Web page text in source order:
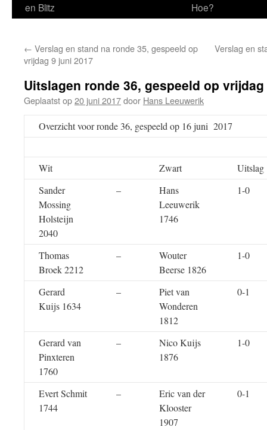
en Blitz
Hoe?
← Verslag en stand na ronde 35, gespeeld op
vrijdag 9 juni 2017
Verslag en
Uitslagen ronde 36, gespeeld op
Geplaatst op20 juni 2017door Hans Leeuwerik
Overzicht voor ronde 36, gespeeld op 16 juni 2017
Wit Zwart
Uitslag
Sander
Mossing
Holsteijn
2040
–
Hans
Leeuwerik
1746
1-0
Thomas
Broek 2212
–
Wouter
Beerse 1826
1-0
Gerard
Kuijs 1634
–
Piet van
Wonderen
1812
0-1
Gerard van
Pinxteren
1760
–
Nico Kuijs
1876
1-0
Evert Schmit
1744
–
Eric van der
Klooster
1907
0-1